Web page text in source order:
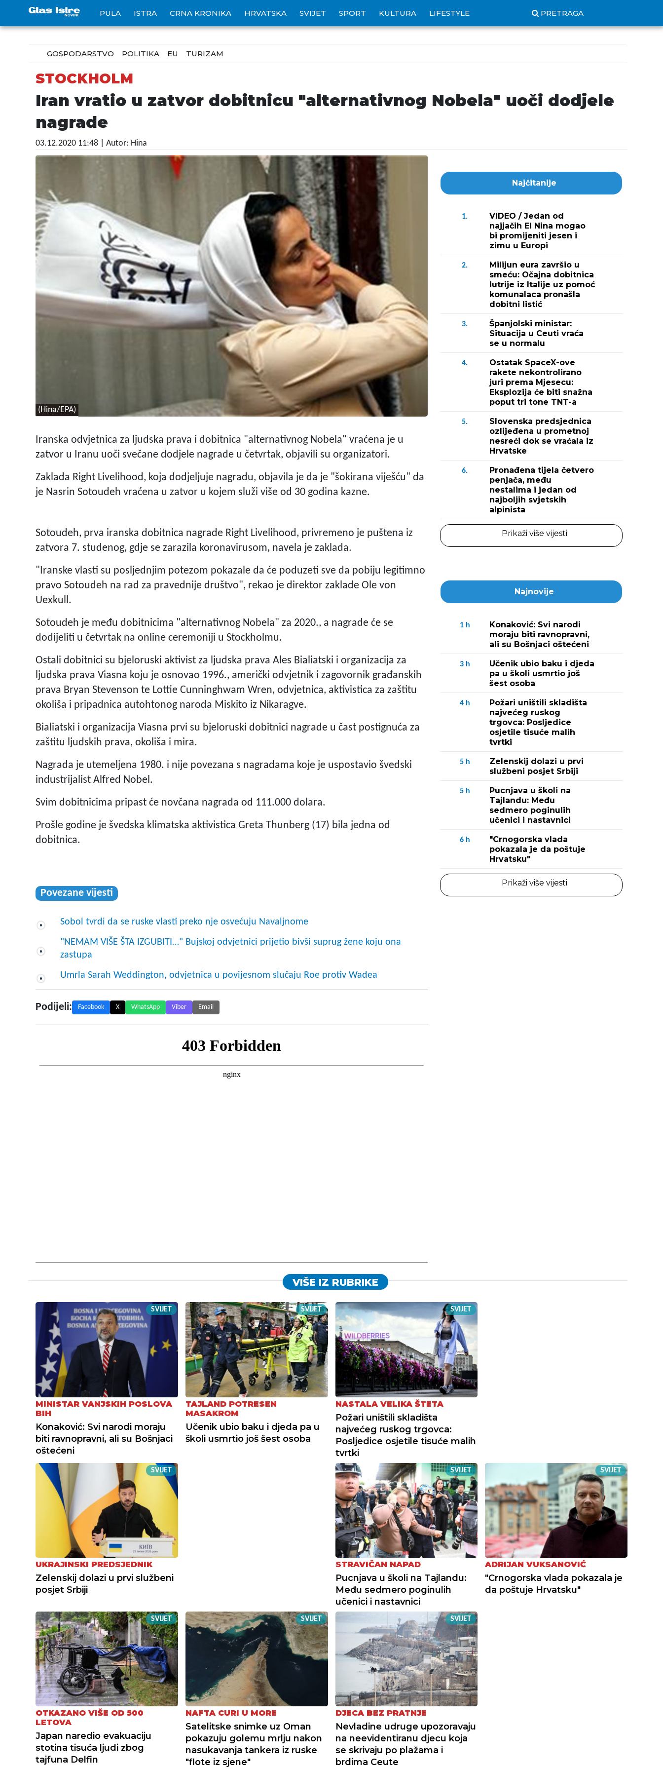
PULA ISTRA CRNA KRONIKA HRVATSKA SVIJET SPORT KULTURA LIFESTYLE PRETRAGA
GOSPODARSTVO POLITIKA EU TURIZAM
STOCKHOLM
Iran vratio u zatvor dobitnicu "alternativnog Nobela" uoči dodjele
nagrade
03.12.2020 11:48 | Autor: Hina
(Hina/EPA)
Iranska odvjetnica za ljudska prava i dobitnica "alternativnog Nobela" vraćena je u
zatvor u Iranu uoči svečane dodjele nagrade u četvrtak, objavili su organizatori.
Zaklada Right Livelihood, koja dodjeljuje nagradu, objavila je da je "šokirana viješću" da
je Nasrin Sotoudeh vraćena u zatvor u kojem služi više od 30 godina kazne.
Sotoudeh, prva iranska dobitnica nagrade Right Livelihood, privremeno je puštena iz
zatvora 7. studenog, gdje se zarazila koronavirusom, navela je zaklada.
"Iranske vlasti su posljednjim potezom pokazale da će poduzeti sve da pobiju legitimno
pravo Sotoudeh na rad za pravednije društvo", rekao je direktor zaklade Ole von
Uexkull.
Sotoudeh je među dobitnicima "alternativnog Nobela" za 2020., a nagrade će se
dodijeliti u četvrtak na online ceremoniji u Stockholmu.
Ostali dobitnici su bjeloruski aktivist za ljudska prava Ales Bialiatski i organizacija za
ljudska prava Viasna koju je osnovao 1996., američki odvjetnik i zagovornik građanskih
prava Bryan Stevenson te Lottie Cunninghwam Wren, odvjetnica, aktivistica za zaštitu
okoliša i pripadnica autohtonog naroda Miskito iz Nikaragve.
Bialiatski i organizacija Viasna prvi su bjeloruski dobitnici nagrade u čast postignuća za
zaštitu ljudskih prava, okoliša i mira.
Nagrada je utemeljena 1980. i nije povezana s nagradama koje je uspostavio švedski
industrijalist Alfred Nobel.
Svim dobitnicima pripast će novčana nagrada od 111.000 dolara.
Prošle godine je švedska klimatska aktivistica Greta Thunberg (17) bila jedna od
dobitnica.
Povezane vijesti
Sobol tvrdi da se ruske vlasti preko nje osvećuju Navaljnome
"NEMAM VIŠE ŠTA IZGUBITI…" Bujskoj odvjetnici prijetio bivši suprug žene koju ona
zastupa
Umrla Sarah Weddington, odvjetnica u povijesnom slučaju Roe protiv Wadea
Podijeli: Facebook X WhatsApp Viber Email
Najčitanije
1.
VIDEO / Jedan od
najjačih El Nina mogao
bi promijeniti jesen i
zimu u Europi
2.
Milijun eura završio u
smeću: Očajna dobitnica
lutrije iz Italije uz pomoć
komunalaca pronašla
dobitni listić
3.
Španjolski ministar:
Situacija u Ceuti vraća
se u normalu
4.
Ostatak SpaceX-ove
rakete nekontrolirano
juri prema Mjesecu:
Eksplozija će biti snažna
poput tri tone TNT-a
5.
Slovenska predsjednica
ozlijeđena u prometnoj
nesreći dok se vraćala iz
Hrvatske
6.
Pronađena tijela četvero
penjača, među
nestalima i jedan od
najboljih svjetskih
alpinista
Prikaži više vijesti
Najnovije
1 h
Konaković: Svi narodi
moraju biti ravnopravni,
ali su Bošnjaci oštećeni
3 h
Učenik ubio baku i djeda
pa u školi usmrtio još
šest osoba
4 h
Požari uništili skladišta
najvećeg ruskog
trgovca: Posljedice
osjetile tisuće malih
tvrtki
5 h
Zelenskij dolazi u prvi
službeni posjet Srbiji
5 h
Pucnjava u školi na
Tajlandu: Među
sedmero poginulih
učenici i nastavnici
6 h
"Crnogorska vlada
pokazala je da poštuje
Hrvatsku"
Prikaži više vijesti
VIŠE IZ RUBRIKE
SVIJET
MINISTAR VANJSKIH POSLOVA
BIH
Konaković: Svi narodi moraju
biti ravnopravni, ali su Bošnjaci
oštećeni
SVIJET
TAJLAND POTRESEN
MASAKROM
Učenik ubio baku i djeda pa u
školi usmrtio još šest osoba
SVIJET
NASTALA VELIKA ŠTETA
Požari uništili skladišta
najvećeg ruskog trgovca:
Posljedice osjetile tisuće malih
tvrtki
SVIJET
UKRAJINSKI PREDSJEDNIK
Zelenskij dolazi u prvi službeni
posjet Srbiji
SVIJET
STRAVIČAN NAPAD
Pucnjava u školi na Tajlandu:
Među sedmero poginulih
učenici i nastavnici
SVIJET
ADRIJAN VUKSANOVIĆ
"Crnogorska vlada pokazala je
da poštuje Hrvatsku"
SVIJET
OTKAZANO VIŠE OD 500
LETOVA
Japan naredio evakuaciju
stotina tisuća ljudi zbog
tajfuna Delfin
SVIJET
NAFTA CURI U MORE
Satelitske snimke uz Oman
pokazuju golemu mrlju nakon
nasukavanja tankera iz ruske
"flote iz sjene"
SVIJET
DJECA BEZ PRATNJE
Nevladine udruge upozoravaju
na neevidentiranu djecu koja
se skrivaju po plažama i
brdima Ceute